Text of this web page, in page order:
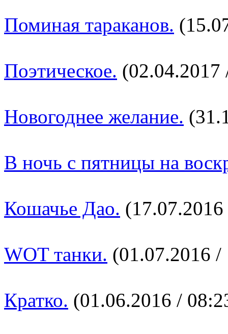
Поминая тараканов.
Поэтическое. (02.04.2017
Новогоднее желание.
В ночь с пятницы на
Кошачье Дао.
WOT танки. (01.07.2016 /
Кратко. (01.06.2016 /